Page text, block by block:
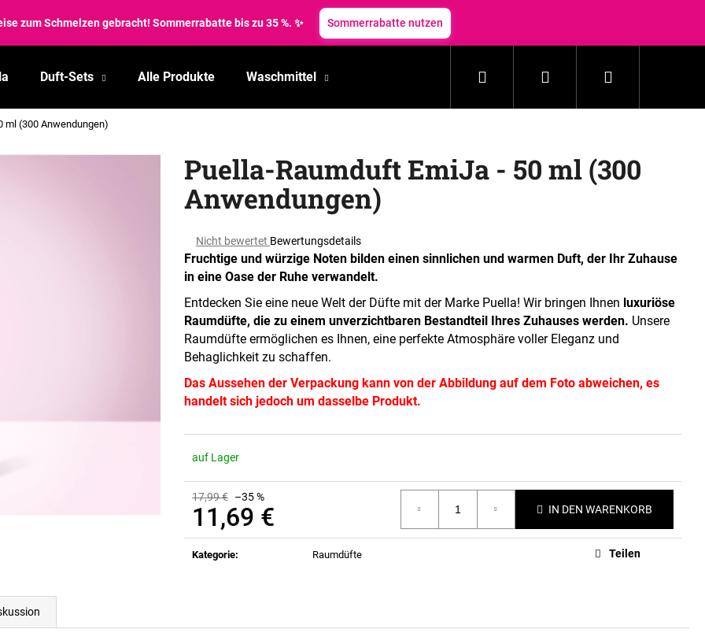
zum Schmelzen gebracht! Sommerrabatte bis zu 35 %. ✨ Sommerrabatte nutzen
Duft-Sets Alle Produkte Waschmittel KosmetikSuchen Login Warenkorb
ml (300 Anwendungen)
Puella-Raumduft EmiJa - 50 ml (300
Anwendungen)
Die
durchschnittliche
Produktbewertung
ist
0,0
5
Sternen.
Nicht bewertet Bewertungsdetails
Fruchtige und würzige Noten bilden einen sinnlichen und warmen Duft, der Ihr Zuhause
in eine Oase der Ruhe verwandelt.
Entdecken Sie eine neue Welt der Düfte mit der Marke Puella! Wir bringen Ihnen luxuriöse
Raumdüfte, die zu einem unverzichtbaren Bestandteil Ihres Zuhauses werden. Unsere
Raumdüfte ermöglichen es Ihnen, eine perfekte Atmosphäre voller Eleganz und
Behaglichkeit zu schaffen.
Das Aussehen der Verpackung kann von der Abbildung auf dem Foto abweichen, es
handelt sich jedoch um dasselbe Produkt.
auf Lager
17,99 € –35 %
11,69 €
Verkaufspreis:
IN DEN WARENKORB
Kategorie: Raumdüfte Teilen
Was suchen Sie?